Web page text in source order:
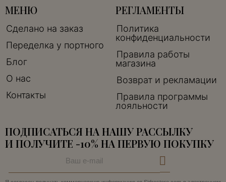
МЕНЮ
Сделано на заказ
Переделка у портного
Блог
О нас
Контакты
РЕГЛАМЕНТЫ
Политика
конфиденциальности
Правила работы
магазина
Возврат и рекламации
Правила программы
лояльности
ПОДПИСАТЬСЯ НА НАШУ РАССЫЛКУ
И ПОЛУЧИТЕ -10% НА ПЕРВУЮ ПОКУПКУ